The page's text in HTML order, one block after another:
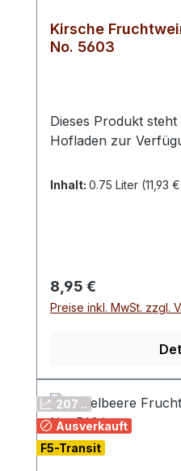
Kirsche
No. 5603
Dieses Produkt
Hofladen zur
Inhalt: 0.75 Liter (11,93
Regulärer Preis:
8,95 €
Preise inkl. MwSt. zzgl.
207 ..
Ausverkauft
F5-Transit